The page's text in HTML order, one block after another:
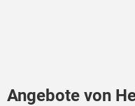
Angebote von